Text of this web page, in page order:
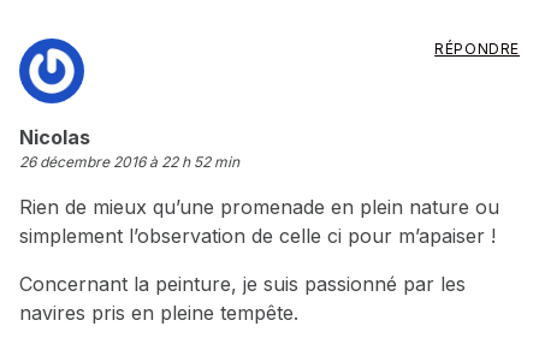
Nicolas
26 décembre 2016 à 22 h 52 min
Rien de mieux qu’une promenade en plein nature ou
simplement l’observation de celle ci pour m’apaiser !
Concernant la peinture, je suis passionné par les
navires pris en pleine tempête.
RÉPONDRE